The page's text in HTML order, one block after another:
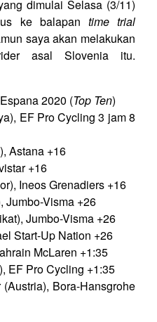
dimulai Selasa (3/11)
ke balapan time trial
saya akan melakukan
asal Slovenia itu.
2020 (Top Ten)
EF Pro Cycling 3 jam 8
Astana +16
+16
Ineos Grenadiers +16
Jumbo-Visma +26
Jumbo-Visma +26
Start-Up Nation +26
McLaren +1:35
EF Pro Cycling +1:35
Bora-Hansgrohe